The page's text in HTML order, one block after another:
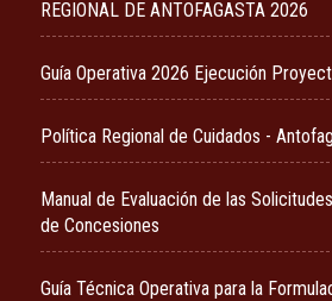
REGIONAL DE ANTOFAGASTA 2026
Guía Operativa 2026 Ejecución
Política Regional de Cuidados -
Manual de Evaluación de las
de Concesiones
Guía Técnica Operativa para la